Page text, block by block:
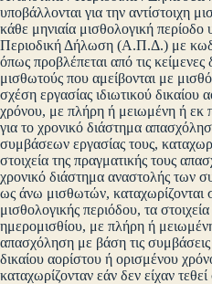
υποβάλλονται για την αντίστοιχη
κάθε μηνιαία μισθολογική περίοδο
Περιοδική Δήλωση (Α.Π.Δ.) με
όπως προβλέπεται από τις κείμενες
μισθωτούς που αμείβονται με
σχέση εργασίας ιδιωτικού δικαίου
χρόνου, με πλήρη ή μειωμένη ή εκ
για το χρονικό διάστημα
συμβάσεων εργασίας τους,
στοιχεία της πραγματικής τους
χρονικό διάστημα αναστολής των
ως άνω μισθωτών, καταχωρίζονται
μισθολογικής περιόδου, τα
ημερομισθίου, με πλήρη ή
απασχόληση με βάση τις συμβάσεις
δικαίου αορίστου ή ορισμένου
καταχωρίζονταν εάν δεν είχαν